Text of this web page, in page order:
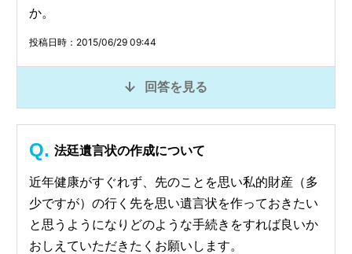
か。
投稿日時：2015/06/29 09:44
回答を見る
法廷遺言状の作成について
近年健康がすぐれず、先のことを思い私的財産（多
少ですが）の行く先を思い遺言状を作っておきたい
と思うようになりどのような手続きをすれば良いか
おしえていただきたくお願いします。